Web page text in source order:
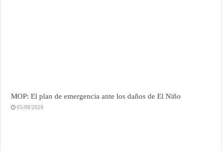
MOP: El plan de emergencia ante los daños de El Niño
05/08/2026